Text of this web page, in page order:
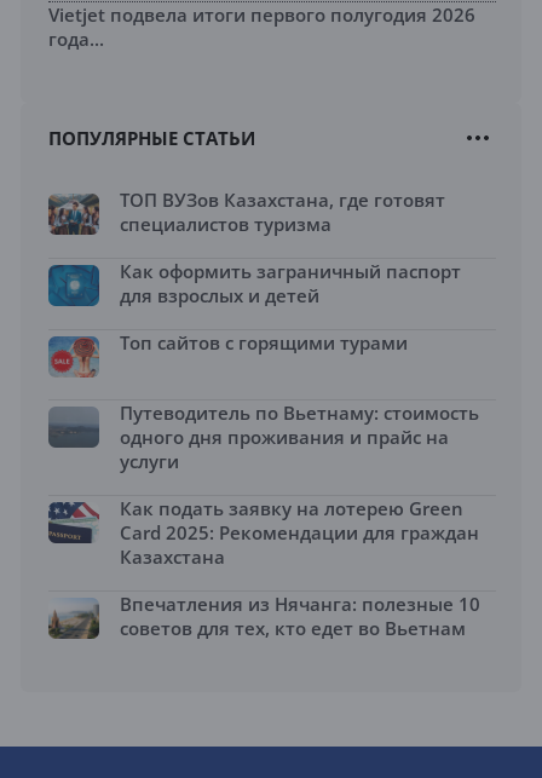
Vietjet подвела итоги первого полугодия 2026
года...
ПОПУЛЯРНЫЕ СТАТЬИ
ТОП ВУЗов Казахстана, где готовят
специалистов туризма
Как оформить заграничный паспорт
для взрослых и детей
Топ сайтов с горящими турами
Путеводитель по Вьетнаму: стоимость
одного дня проживания и прайс на
услуги
Как подать заявку на лотерею Green
Card 2025: Рекомендации для граждан
Казахстана
Впечатления из Нячанга: полезные 10
советов для тех, кто едет во Вьетнам